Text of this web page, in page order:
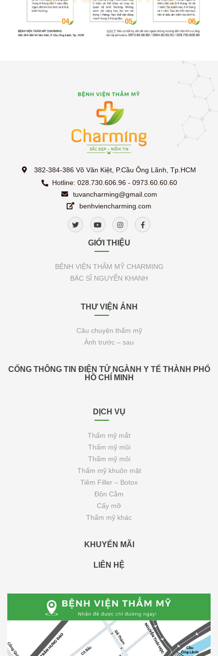
382-384-386 Võ Văn Kiệt, P.Cầu Ông Lãnh, Tp.HCM
Hotline: 028.730.606.96 - 0973.60.60.60
tuvancharming@gmail.com
benhviencharming.com
GIỚI THIỆU
BỆNH VIỆN THẨM MỸ CHARMING
BÁC SĨ NGUYỄN KHANH
THƯ VIỆN ẢNH
Câu chuyện thẩm mỹ
Ảnh trước – sau
CỔNG THÔNG TIN ĐIỆN TỬ NGÀNH Y TẾ THÀNH PHỐ
HỒ CHÍ MINH
DỊCH VỤ
Thẩm mỹ mắt
Thẩm mỹ mũi
Thẩm mỹ môi
Thẩm mỹ khuôn mặt
Tiêm Filler – Botox
Độn Cằm
Cấy mỡ
Thẩm mỹ khác
KHUYẾN MÃI
LIÊN HỆ